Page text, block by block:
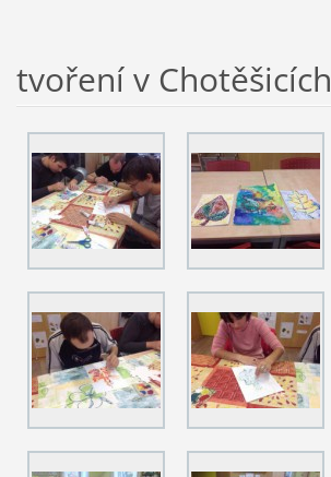
tvoření v Chotěšicích